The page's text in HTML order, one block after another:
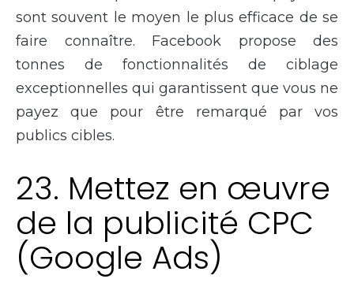
sont souvent le moyen le plus efficace de se
faire connaître. Facebook propose des
tonnes de fonctionnalités de ciblage
exceptionnelles qui garantissent que vous ne
payez que pour être remarqué par vos
publics cibles.
23. Mettez en œuvre
de la publicité CPC
(Google Ads)